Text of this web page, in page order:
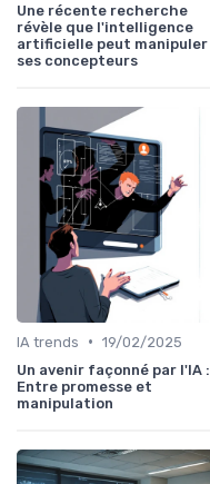
Une récente recherche
révèle que l'intelligence
artificielle peut manipuler
ses concepteurs
IA trends • 19/02/2025
Un avenir façonné par l'IA :
Entre promesse et
manipulation